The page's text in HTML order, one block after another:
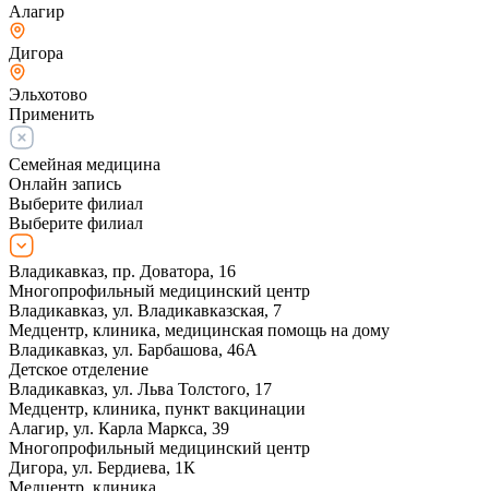
Алагир
Дигора
Эльхотово
Применить
Семейная медицина
Онлайн запись
Выберите филиал
Выберите филиал
Владикавказ, пр. Доватора, 16
Многопрофильный медицинский центр
Владикавказ, ул. Владикавказская, 7
Медцентр, клиника, медицинская помощь на дому
Владикавказ, ул. Барбашова, 46А
Детское отделение
Владикавказ, ул. Льва Толстого, 17
Медцентр, клиника, пункт вакцинации
Алагир, ул. Карла Маркса, 39
Многопрофильный медицинский центр
Дигора, ул. Бердиева, 1К
Медцентр, клиника